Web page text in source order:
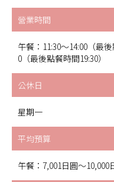
營業時間
午餐：11:30～14:00（最
0（最後點餐時間19:30）
公休日
星期一
平均預算
午餐：7,001日圓～